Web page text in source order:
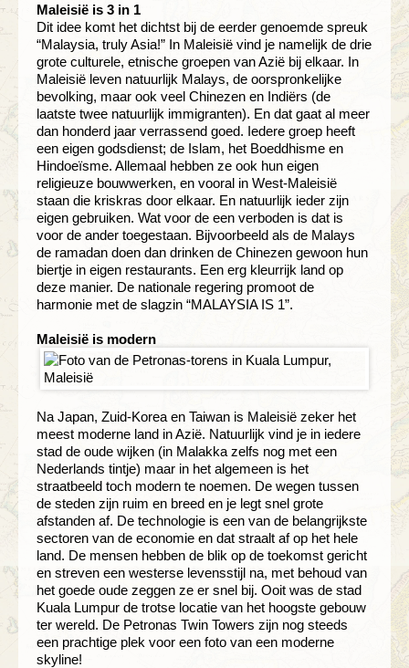
Maleisië is 3 in 1
Dit idee komt het dichtst bij de eerder genoemde spreuk
“Malaysia, truly Asia!” In Maleisië vind je namelijk de drie
grote culturele, etnische groepen van Azië bij elkaar. In
Maleisië leven natuurlijk Malays, de oorspronkelijke
bevolking, maar ook veel Chinezen en Indiërs (de
laatste twee natuurlijk immigranten). En dat gaat al meer
dan honderd jaar verrassend goed. Iedere groep heeft
een eigen godsdienst; de Islam, het Boeddhisme en
Hindoeïsme. Allemaal hebben ze ook hun eigen
religieuze bouwwerken, en vooral in West-Maleisië
staan die kriskras door elkaar. En natuurlijk ieder zijn
eigen gebruiken. Wat voor de een verboden is dat is
voor de ander toegestaan. Bijvoorbeeld als de Malays
de ramadan doen dan drinken de Chinezen gewoon hun
biertje in eigen restaurants. Een erg kleurrijk land op
deze manier. De nationale regering promoot de
harmonie met de slagzin “MALAYSIA IS 1”.
Maleisië is modern
Na Japan, Zuid-Korea en Taiwan is Maleisië zeker het
meest moderne land in Azië. Natuurlijk vind je in iedere
stad de oude wijken (in Malakka zelfs nog met een
Nederlands tintje) maar in het algemeen is het
straatbeeld toch modern te noemen. De wegen tussen
de steden zijn ruim en breed en je legt snel grote
afstanden af. De technologie is een van de belangrijkste
sectoren van de economie en dat straalt af op het hele
land. De mensen hebben de blik op de toekomst gericht
en streven een westerse levensstijl na, met behoud van
het goede oude zeggen ze er snel bij. Ooit was de stad
Kuala Lumpur de trotse locatie van het hoogste gebouw
ter wereld. De Petronas Twin Towers zijn nog steeds
een prachtige plek voor een foto van een moderne
skyline!